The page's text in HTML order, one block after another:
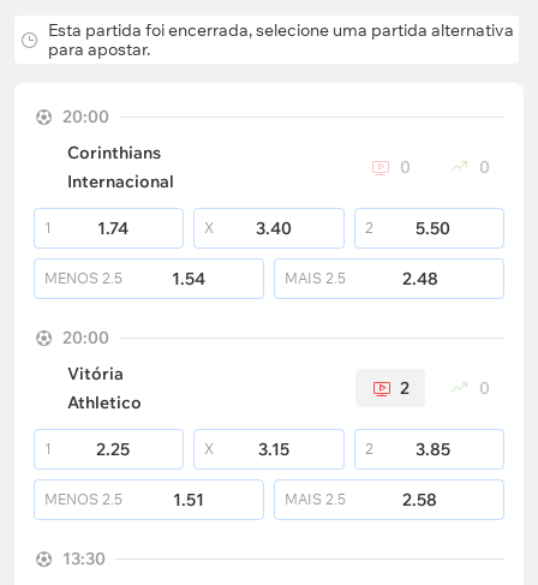
Esta partida foi encerrada, selecione uma partida alternativa
para apostar.
20:00
Corinthians
Internacional
0 0
1 1.74 X 3.40 2 5.50
MENOS 2.5 1.54 MAIS 2.5 2.48
20:00
Vitória
Athletico
2 0
1 2.25 X 3.15 2 3.85
MENOS 2.5 1.51 MAIS 2.5 2.58
13:30